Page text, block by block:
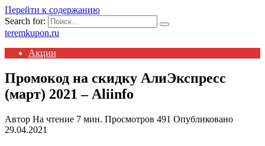
Перейти к содержанию
Search for:
teremkupon.ru
Акции
Промокод на скидку АлиЭкспресс
(март) 2021 – Aliinfo
Автор На чтение 7 мин. Просмотров 491 Опубликовано
29.04.2021